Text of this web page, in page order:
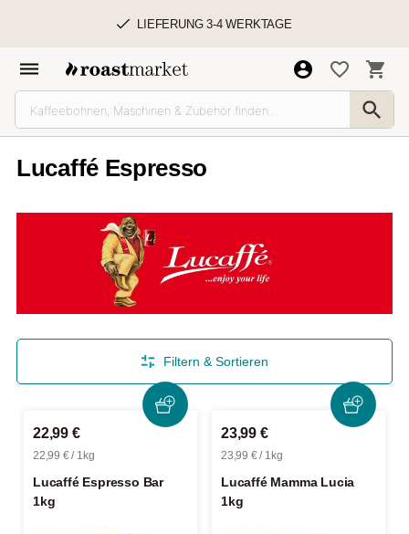
LIEFERUNG 3-4 WERKTAGE
Lucaffé Espresso
Filtern & Sortieren
22,99 €
22,99 € / 1kg
Lucaffé Espresso Bar
1kg
23,99 €
23,99 € / 1kg
Lucaffé Mamma Lucia
1kg